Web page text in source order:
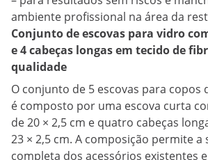
ambiente profissional na área da
Conjunto de escovas para vidro
e 4 cabeças longas em tecido de
qualidade
O conjunto de 5 escovas para copos
é composto por uma escova curta
de 20 × 2,5 cm e quatro cabeças
23 × 2,5 cm. A composição permite
completa dos acessórios existentes